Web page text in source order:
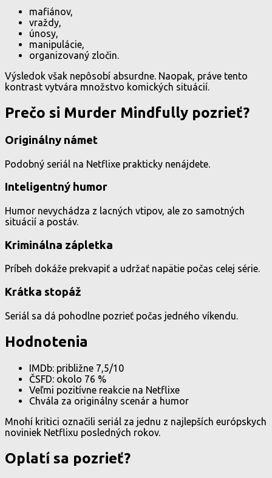
mafiánov,
vraždy,
únosy,
manipulácie,
organizovaný zločin.
Výsledok však nepôsobí absurdne. Naopak, práve tento
kontrast vytvára množstvo komických situácií.
Prečo si Murder Mindfully pozrieť?
Originálny námet
Podobný seriál na Netflixe prakticky nenájdete.
Inteligentný humor
Humor nevychádza z lacných vtipov, ale zo samotných
situácií a postáv.
Kriminálna zápletka
Príbeh dokáže prekvapiť a udržať napätie počas celej série.
Krátka stopáž
Seriál sa dá pohodlne pozrieť počas jedného víkendu.
Hodnotenia
IMDb: približne 7,5/10
ČSFD: okolo 76 %
Veľmi pozitívne reakcie na Netflixe
Chvála za originálny scenár a humor
Mnohí kritici označili seriál za jednu z najlepších európskych
noviniek Netflixu posledných rokov.
Oplatí sa pozrieť?